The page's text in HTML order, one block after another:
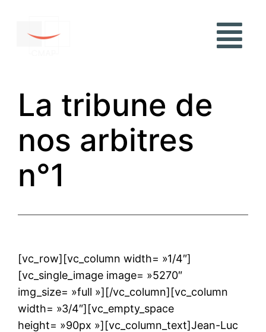
La tribune de
nos arbitres
n°1
[vc_row][vc_column width= »1/4″]
[vc_single_image image= »5270″
img_size= »full »][/vc_column][vc_column
width= »3/4″][vc_empty_space
height= »90px »][vc_column_text]Jean-Luc